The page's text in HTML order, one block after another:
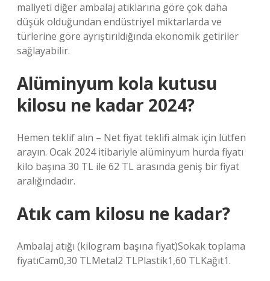
maliyeti diğer ambalaj atıklarına göre çok daha
düşük olduğundan endüstriyel miktarlarda ve
türlerine göre ayrıştırıldığında ekonomik getiriler
sağlayabilir.
Alüminyum kola kutusu
kilosu ne kadar 2024?
Hemen teklif alın – Net fiyat teklifi almak için lütfen
arayın. Ocak 2024 itibariyle alüminyum hurda fiyatı
kilo başına 30 TL ile 62 TL arasında geniş bir fiyat
aralığındadır.
Atık cam kilosu ne kadar?
Ambalaj atığı (kilogram başına fiyat)Sokak toplama
fiyatıCam0,30 TLMetal2 TLPlastik1,60 TLKağıt1.